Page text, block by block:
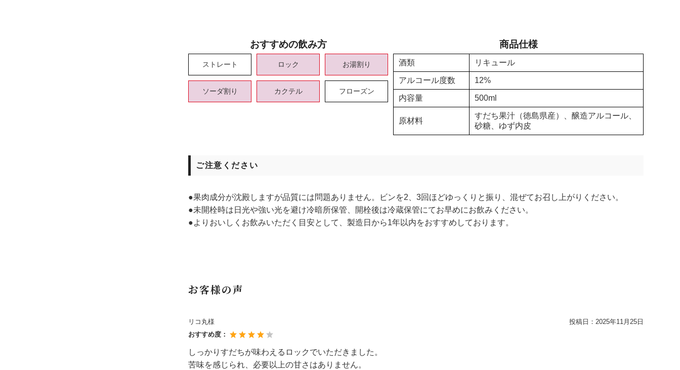
おすすめの飲み方
ストレート ロック お湯割り
ソーダ割り カクテル フローズン
商品仕様
酒類 リキュール
アルコール度数 12%
内容量 500ml
原材料
すだち果汁（徳島県産）、醸造アルコール、
砂糖、ゆず内皮
ご注意ください
●果肉成分が沈殿しますが品質には問題ありません。ビンを2、3回ほどゆっくりと振り、混ぜてお召し上がりください。
●未開栓時は日光や強い光を避け冷暗所保管、開栓後は冷蔵保管にてお早めにお飲みください。
●よりおいしくお飲みいただく目安として、製造日から1年以内をおすすめしております。
お客様の声
リコ丸様 投稿日： 2025年11月25日
おすすめ度：
しっかりすだちが味わえるロックでいただきました。
苦味を感じられ、必要以上の甘さはありません。